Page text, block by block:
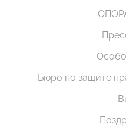
Бюро по защите